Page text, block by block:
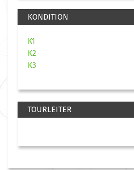
KONDITION
K1
K2
K3
TOURLEITER